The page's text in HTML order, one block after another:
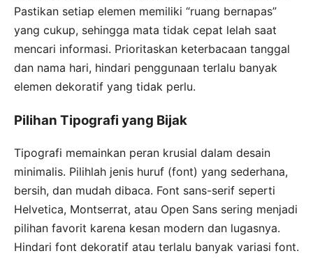
Pastikan setiap elemen memiliki “ruang bernapas”
yang cukup, sehingga mata tidak cepat lelah saat
mencari informasi. Prioritaskan keterbacaan tanggal
dan nama hari, hindari penggunaan terlalu banyak
elemen dekoratif yang tidak perlu.
Pilihan Tipografi yang Bijak
Tipografi memainkan peran krusial dalam desain
minimalis. Pilihlah jenis huruf (font) yang sederhana,
bersih, dan mudah dibaca. Font sans-serif seperti
Helvetica, Montserrat, atau Open Sans sering menjadi
pilihan favorit karena kesan modern dan lugasnya.
Hindari font dekoratif atau terlalu banyak variasi font.